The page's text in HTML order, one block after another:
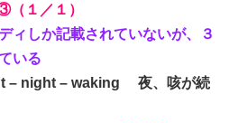
（１／１）
ィしか記載されていないが、３
いる
– night – waking 夜、咳が続